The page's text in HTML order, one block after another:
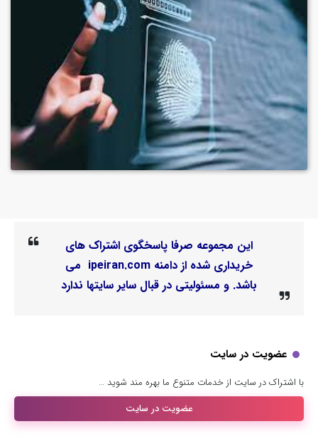
این مجموعه صرفا پاسخگوی اشتراک های
خریداری شده از دامنه ipeiran.com می
باشد. و مسئولیتی در قبال سایر سایتها ندارد
عضویت در سایت
با اشتراک در سایت از خدمات متنوع ما بهره مند شوید …
عضویت در سایت